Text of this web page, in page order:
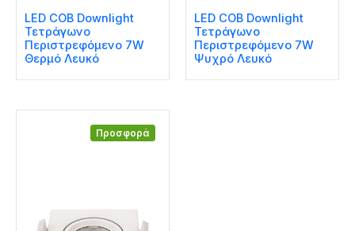
LED COB Downlight
Τετράγωνο
Περιστρεφόμενο 7W
Θερμό Λευκό
LED COB Downlight
Τετράγωνο
Περιστρεφόμενο 7W
Ψυχρό Λευκό
Προσφορά